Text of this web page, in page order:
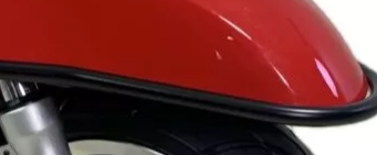
Comfort
10 voertuigen